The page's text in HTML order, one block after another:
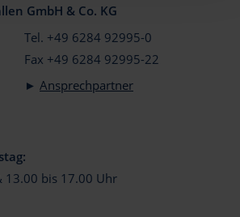
GmbH & Co. KG
Tel. +49 6284 92995-0
Fax +49 6284 92995-22
► Ansprechpartner
13.00 bis 17.00 Uhr